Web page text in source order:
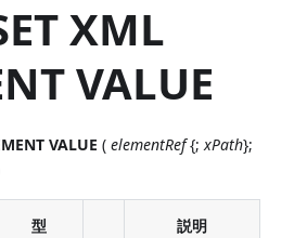
XML
VALUE
VALUE (elementRef{;xPath};
型 説明